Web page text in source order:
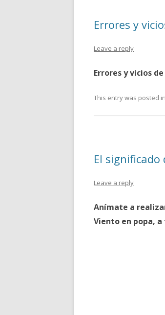
Errores y
Leave a reply
Errores y vicios
This entry was posted in
El significado
Leave a reply
Anímate a
Viento en popa,